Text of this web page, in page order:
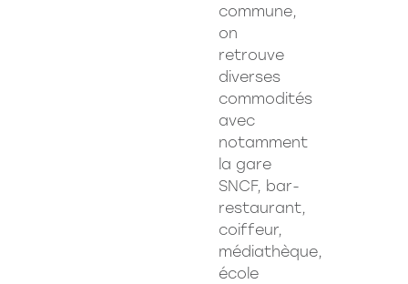
commune,
on
retrouve
diverses
commodités
avec
notamment
la gare
SNCF, bar-
restaurant,
coiffeur,
médiathèque,
école